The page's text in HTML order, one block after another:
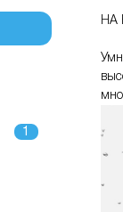
1
НА